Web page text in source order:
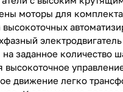
моторы для
высокоточных
заданное количество
высокоточное
движение легко